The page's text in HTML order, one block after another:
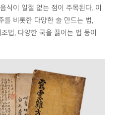
식이 일절 없는 점이 주목된다. 이
를 비롯한 다양한 술 만드는 법,
법, 다양한 국을 끓이는 법 등이